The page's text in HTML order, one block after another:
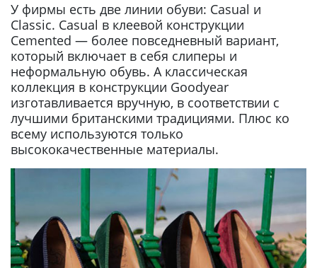
У фирмы есть две линии обуви: Casual и
Classic. Casual в клеевой конструкции
Cemented — более повседневный вариант,
который включает в себя слиперы и
неформальную обувь. А классическая
коллекция в конструкции Goodyear
изготавливается вручную, в соответствии с
лучшими британскими традициями. Плюс ко
всему используются только
высококачественные материалы.